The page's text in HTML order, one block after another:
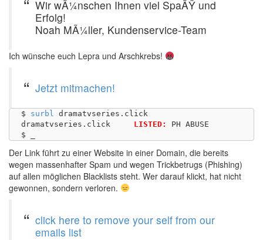
Wir wÃ¼nschen Ihnen viel SpaÃŸ und
Erfolg!
Noah MÃ¼ller, Kundenservice-Team
Ich wünsche euch Lepra und Arschkrebs!
Jetzt mitmachen!
$ surbl dramatvseries.click
LISTED:
PH ABUSE
Der Link führt zu einer Website in einer Domain, die bereits
wegen massenhafter Spam und wegen Trickbetrugs (Phishing)
auf allen möglichen Blacklists steht. Wer darauf klickt, hat nicht
gewonnen, sondern verloren.
click here to remove your self from our
emails list